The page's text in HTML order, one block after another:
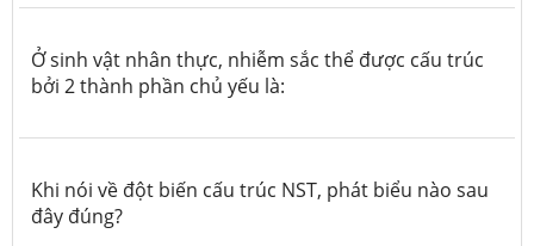
Ở sinh vật nhân thực, nhiễm sắc thể được cấu trúc
bởi 2 thành phần chủ yếu là:
Khi nói về đột biến cấu trúc NST, phát biểu nào sau
đây đúng?